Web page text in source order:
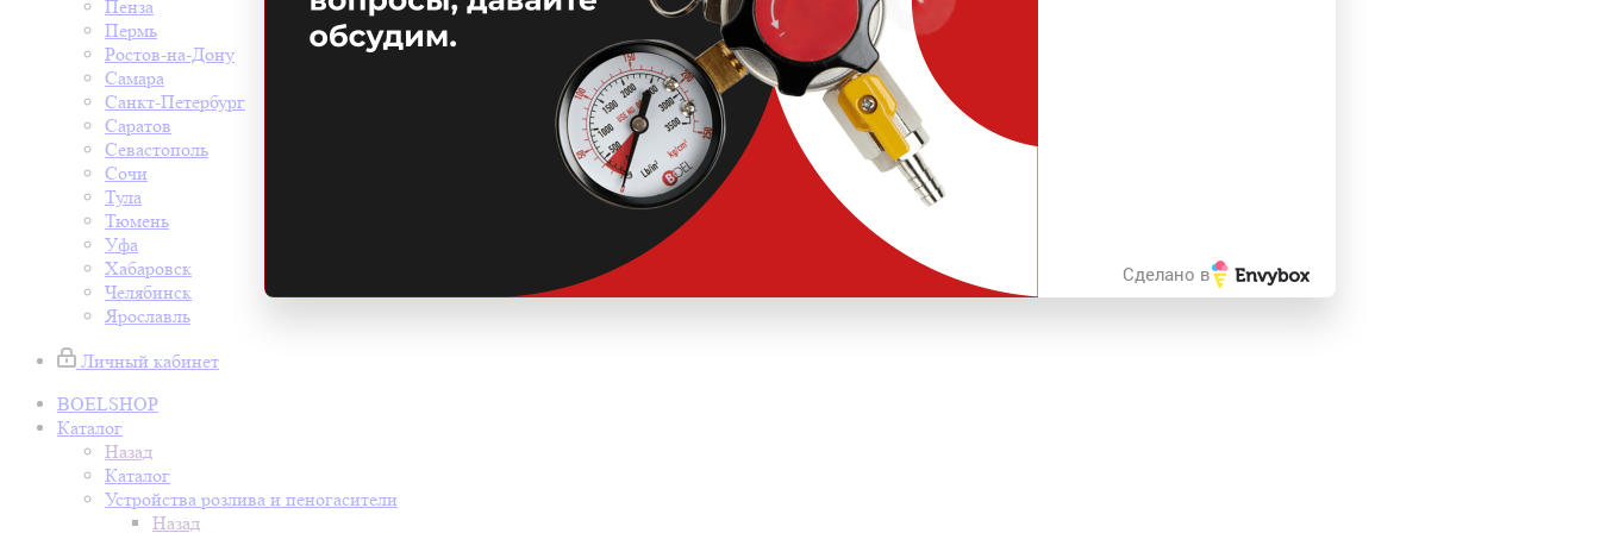
Пенза
Пермь
Ростов-на-Дону
Самара
Санкт-Петербург
Саратов
Севастополь
Сочи
Тула
Тюмень
Уфа
Хабаровск
Челябинск
Ярославль
Личный кабинет
BOELSHOP
Каталог
Назад
Каталог
Устройства розлива и пеногасители
Назад
Сделано в